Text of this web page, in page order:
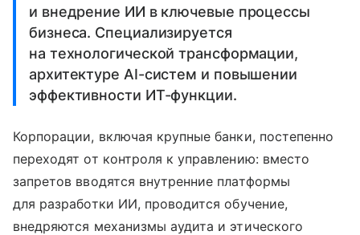
и внедрение ИИ в ключевые процессы
бизнеса. Специализируется
на технологической трансформации,
архитектуре AI-систем и повышении
эффективности ИТ-функции.
Корпорации, включая крупные банки, постепенно
переходят от контроля к управлению: вместо
запретов вводятся внутренние платформы
для разработки ИИ, проводится обучение,
внедряются механизмы аудита и этического